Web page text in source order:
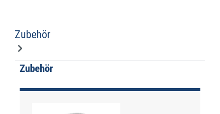
Zubehör
Produktgalerie überspringen
Zubehör